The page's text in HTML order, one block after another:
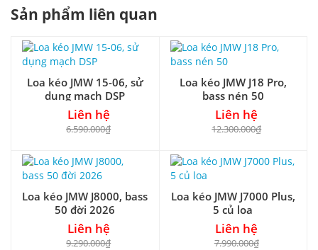
Sản phẩm liên quan
Loa kéo JMW 15-06, sử
dụng mạch DSP
Liên hệ
6.590.000₫
Loa kéo JMW J18 Pro,
bass nén 50
Liên hệ
12.300.000₫
Loa kéo JMW J8000, bass
50 đời 2026
Liên hệ
9.290.000₫
Loa kéo JMW J7000 Plus,
5 củ loa
Liên hệ
7.990.000₫